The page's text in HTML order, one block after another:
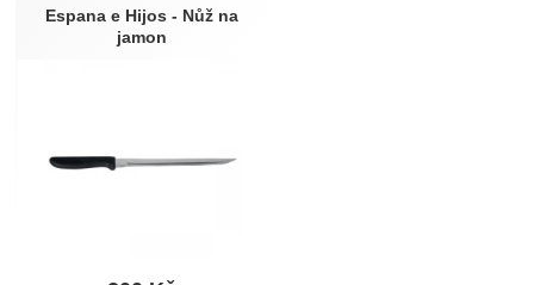
Nebyla přidána žádná recenze.
Espana e Hijos - Nůž na
jamon